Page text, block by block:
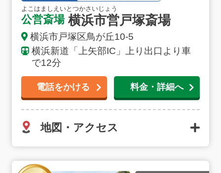
よこはましえいとつかさいじょう
公営斎場 横浜市営戸塚斎場
横浜市戸塚区鳥が丘10-5
横浜新道「上矢部IC」上り出口より車
で12分
電話をかける 料金・詳細へ
地図・アクセス
横浜市南部斎場の詳細へ